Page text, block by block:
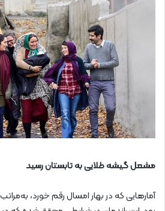
مشعل گیشه طلایی به تابستان رسید
آمارهایی که در بهار امسال رقم خورد،